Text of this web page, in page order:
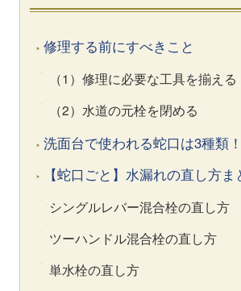
修理する前にすべきこと
（1）修理に必要な工具を揃える
（2）水道の元栓を閉める
洗面台で使われる蛇口は3種類！
【蛇口ごと】水漏れの直し方ま
シングルレバー混合栓の直し方
ツーハンドル混合栓の直し方
単水栓の直し方